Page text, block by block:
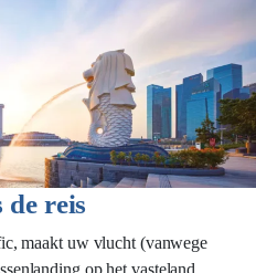
de reis
maakt uw vlucht (vanwege
op het vasteland